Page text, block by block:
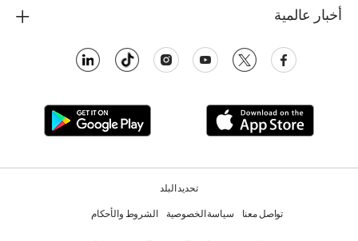
أخبار عالمية
تحديد البلد
تواصل معنا سياسة الخصوصية الشروط والأحكام